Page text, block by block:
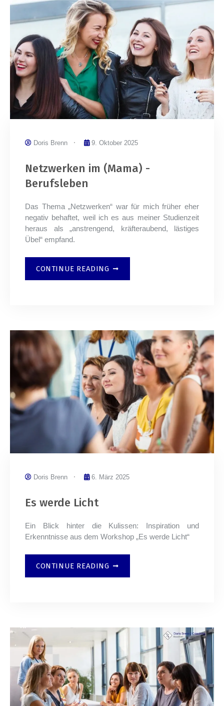
Doris Brenn 9. Oktober 2025
Netzwerken im (Mama) -
Berufsleben
Das Thema „Netzwerken“ war für mich früher eher
negativ behaftet, weil ich es aus meiner Studienzeit
heraus als „anstrengend, kräfteraubend, lästiges
Übel“ empfand.
CONTINUE READING
Doris Brenn 6. März 2025
Es werde Licht
Ein Blick hinter die Kulissen: Inspiration und
Erkenntnisse aus dem Workshop „Es werde Licht“
CONTINUE READING